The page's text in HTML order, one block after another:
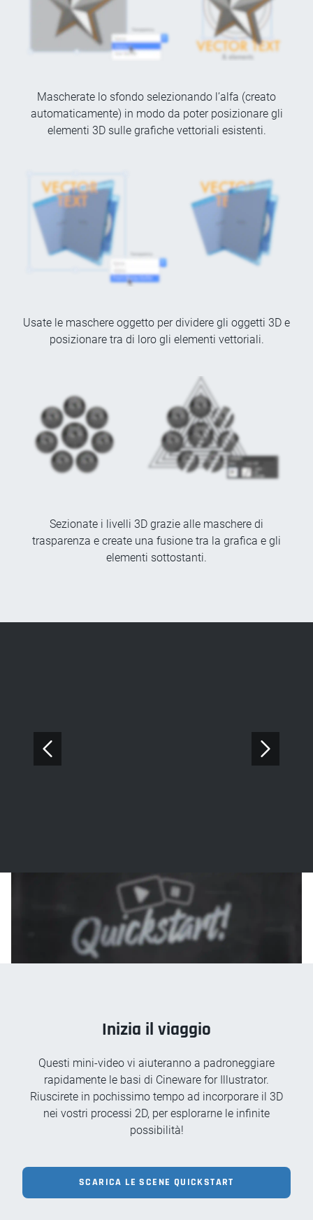
Mascherate lo sfondo selezionando l’alfa (creato
automaticamente) in modo da poter posizionare gli
elementi 3D sulle grafiche vettoriali esistenti.
Usate le maschere oggetto per dividere gli oggetti 3D e
posizionare tra di loro gli elementi vettoriali.
Sezionate i livelli 3D grazie alle maschere di
trasparenza e create una fusione tra la grafica e gli
elementi sottostanti.
Inizia il viaggio
Questi mini-video vi aiuteranno a padroneggiare
rapidamente le basi di Cineware for Illustrator.
Riuscirete in pochissimo tempo ad incorporare il 3D
nei vostri processi 2D, per esplorarne le infinite
possibilità!
SCARICA LE SCENE QUICKSTART